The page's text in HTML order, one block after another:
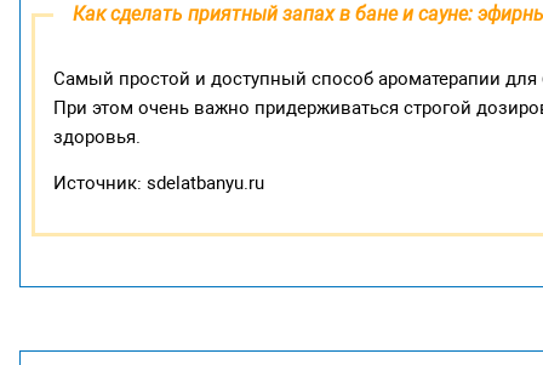
Как сделать приятный запах в бане и сауне:
Самый простой и доступный способ ароматерапии
При этом очень важно придерживаться строгой
здоровья.
Источник: sdelatbanyu.ru